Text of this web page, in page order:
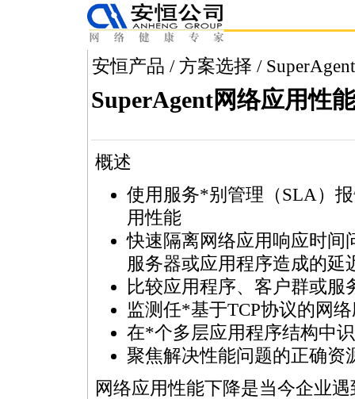
安恒产品 / 方案选择 /
SuperAgent网络应用性
概述
使用服务*别管理（SLA）
用性能
快速隔离网络应用响应时间
服务器或应用程序造成的延
比较应用程序、客户群或服
监测任*基于TCP协议的网
在*个多层应用程序结构中
聚焦解决性能问题的正确资
网络应用性能下降是当今企业